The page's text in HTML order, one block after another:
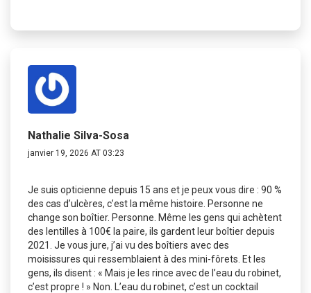
Nathalie Silva-Sosa
janvier 19, 2026 AT 03:23
Je suis opticienne depuis 15 ans et je peux vous dire : 90 %
des cas d’ulcères, c’est la même histoire. Personne ne
change son boîtier. Personne. Même les gens qui achètent
des lentilles à 100€ la paire, ils gardent leur boîtier depuis
2021. Je vous jure, j’ai vu des boîtiers avec des
moisissures qui ressemblaient à des mini-fôrets. Et les
gens, ils disent : « Mais je les rince avec de l’eau du robinet,
c’est propre ! » Non. L’eau du robinet, c’est un cocktail